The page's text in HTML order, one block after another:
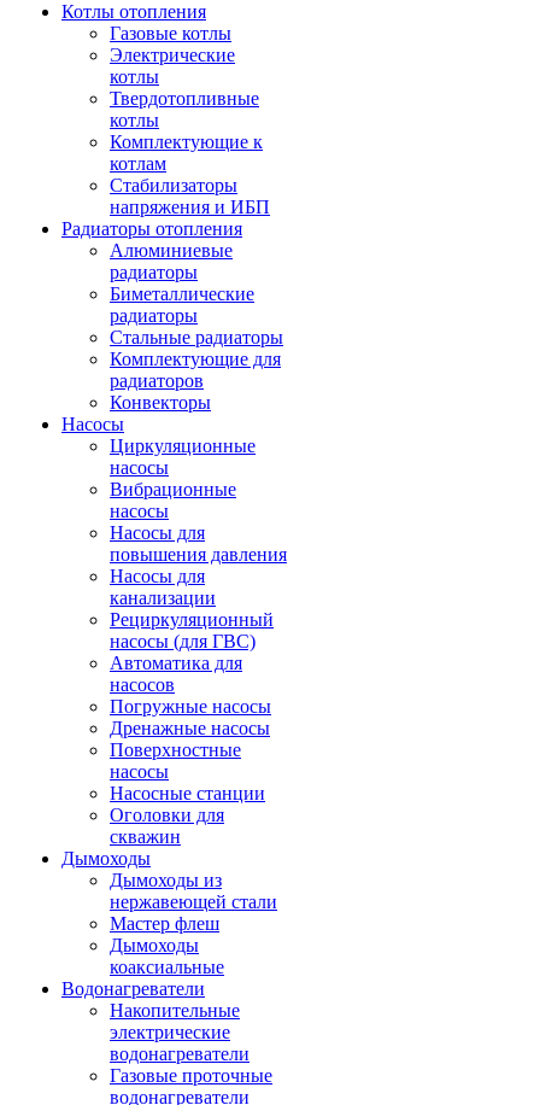
Котлы отопления
Газовые котлы
Электрические
котлы
Твердотопливные
котлы
Комплектующие к
котлам
Стабилизаторы
напряжения и ИБП
Радиаторы отопления
Алюминиевые
радиаторы
Биметаллические
радиаторы
Стальные радиаторы
Комплектующие для
радиаторов
Конвекторы
Насосы
Циркуляционные
насосы
Вибрационные
насосы
Насосы для
повышения давления
Насосы для
канализации
Рециркуляционный
насосы (для ГВС)
Автоматика для
насосов
Погружные насосы
Дренажные насосы
Поверхностные
насосы
Насосные станции
Оголовки для
скважин
Дымоходы
Дымоходы из
нержавеющей стали
Мастер флеш
Дымоходы
коаксиальные
Водонагреватели
Накопительные
электрические
водонагреватели
Газовые проточные
водонагреватели